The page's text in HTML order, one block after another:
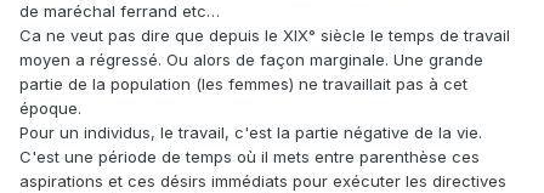
de maréchal ferrand etc…
Ca ne veut pas dire que depuis le XIX° siècle le temps de travail
moyen a régressé. Ou alors de façon marginale. Une grande
partie de la population (les femmes) ne travaillait pas à cet
époque.
Pour un individus, le travail, c'est la partie négative de la vie.
C'est une période de temps où il mets entre parenthèse ces
aspirations et ces désirs immédiats pour exécuter les directives